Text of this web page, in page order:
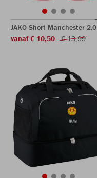
JAKO Short Manchester 2.0
vanaf € 10,50
€ 13,99